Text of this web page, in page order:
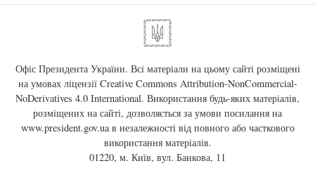
Офіс Президента України. Всі матеріали на цьому сайті розміщені
на умовах ліцензії Creative Commons Attribution-NonCommercial-
NoDerivatives 4.0 International. Використання будь-яких матеріалів,
розміщених на сайті, дозволяється за умови посилання на
www.president.gov.uaв незалежності від повного або часткового
використання матеріалів.
01220, м. Київ, вул. Банкова, 11